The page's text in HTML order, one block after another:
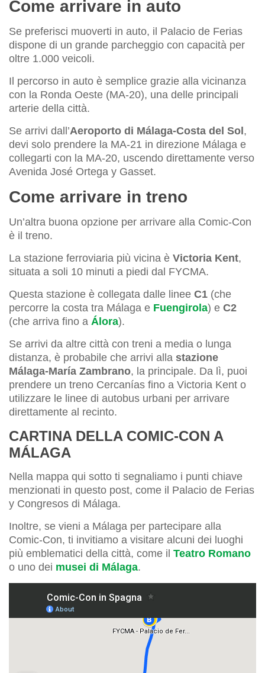
Come arrivare in auto
Se preferisci muoverti in auto, il Palacio de Ferias
dispone di un grande parcheggio con capacità per
oltre 1.000 veicoli.
Il percorso in auto è semplice grazie alla vicinanza
con la Ronda Oeste (MA-20), una delle principali
arterie della città.
Se arrivi dall’Aeroporto di Málaga-Costa del Sol ,
devi solo prendere la MA-21 in direzione Málaga e
collegarti con la MA-20, uscendo direttamente verso
Avenida José Ortega y Gasset.
Come arrivare in treno
Un’altra buona opzione per arrivare alla Comic-Con
è il treno.
La stazione ferroviaria più vicina è Victoria Kent,
situata a soli 10 minuti a piedi dal FYCMA.
Questa stazione è collegata dalle linee C1 (che
percorre la costa tra Málaga e Fuengirola) e C2
(che arriva fino a Álora).
Se arrivi da altre città con treni a media o lunga
distanza, è probabile che arrivi alla stazione
Málaga-María Zambrano, la principale. Da lì, puoi
prendere un treno Cercanías fino a Victoria Kent o
utilizzare le linee di autobus urbani per arrivare
direttamente al recinto.
CARTINA DELLA COMIC-CON A
MÁLAGA
Nella mappa qui sotto ti segnaliamo i punti chiave
menzionati in questo post, come il Palacio de Ferias
y Congresos di Málaga.
Inoltre, se vieni a Málaga per partecipare alla
Comic-Con, ti invitiamo a visitare alcuni dei luoghi
più emblematici della città, come il Teatro Romano
o uno dei musei di Málaga.